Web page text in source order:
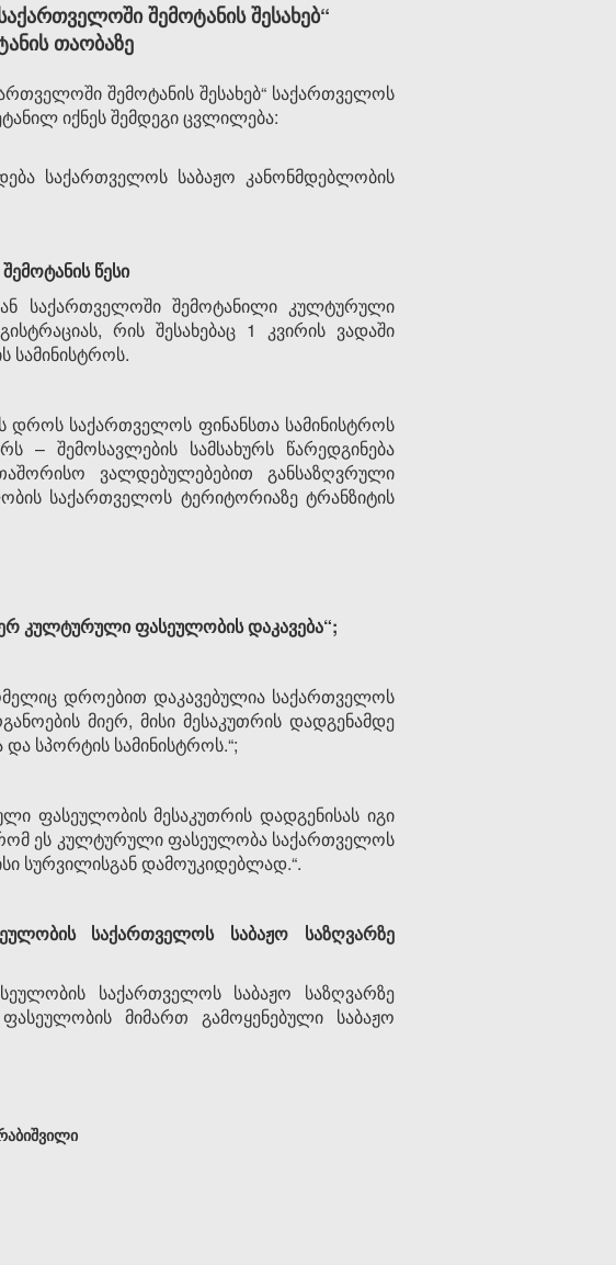
შემოტანის შესახებ“
თაობაზე
შემოტანის შესახებ“ საქართველოს
იქნეს შემდეგი ცვლილება:
საქართველოს საბაჟო კანონმდებლობის
წესი
საქართველოში შემოტანილი კულტურული
რის შესახებაც 1 კვირის ვადაში
სამინისტროს.
საქართველოს ფინანსთა სამინისტროს
შემოსავლების სამსახურს წარედგინება
ვალდებულებებით განსაზღვრული
საქართველოს ტერიტორიაზე ტრანზიტის
კულტურული ფასეულობის დაკავება“;
დროებით დაკავებულია საქართველოს
მიერ, მისი მესაკუთრის დადგენამდე
სპორტის სამინისტროს.“;
ფასეულობის მესაკუთრის დადგენისას იგი
რომ ეს კულტურული ფასეულობა საქართველოს
სურვილისგან დამოუკიდებლად.“.
საქართველოს საბაჟო საზღვარზე
საქართველოს საბაჟო საზღვარზე
მიმართ გამოყენებული საბაჟო